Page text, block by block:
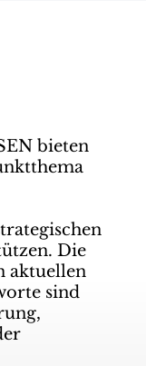
bieten
Die
aktuellen
sind